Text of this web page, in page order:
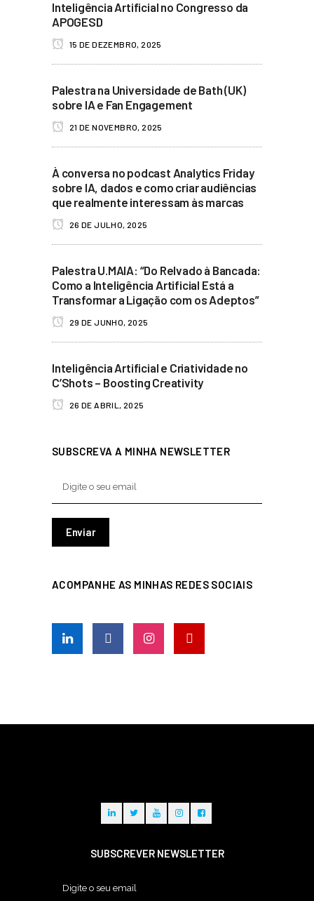
Inteligência Artificial no Congresso da
APOGESD
15 DE DEZEMBRO, 2025
Palestra na Universidade de Bath (UK)
sobre IA e Fan Engagement
21 DE NOVEMBRO, 2025
À conversa no podcast Analytics Friday
sobre IA, dados e como criar audiências
que realmente interessam às marcas
26 DE JULHO, 2025
Palestra U.MAIA: “Do Relvado à Bancada:
Como a Inteligência Artificial Está a
Transformar a Ligação com os Adeptos”
29 DE JUNHO, 2025
Inteligência Artificial e Criatividade no
C’Shots – Boosting Creativity
26 DE ABRIL, 2025
SUBSCREVA A MINHA NEWSLETTER
ACOMPANHE AS MINHAS REDES SOCIAIS
SUBSCREVER NEWSLETTER